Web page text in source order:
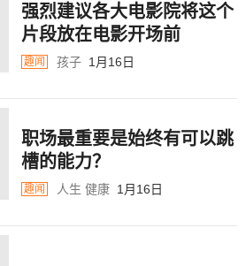
强烈建议各大电影院将这个
片段放在电影开场前
趣闻 孩子 1月16日
职场最重要是始终有可以跳
槽的能力？
趣闻 人生 健康 1月16日